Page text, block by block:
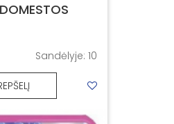
Sandėlyje: 10